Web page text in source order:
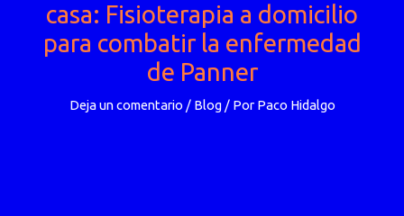
casa: Fisioterapia a domicilio
para combatir la enfermedad
de Panner
Deja un comentario / Blog/ Por Paco Hidalgo